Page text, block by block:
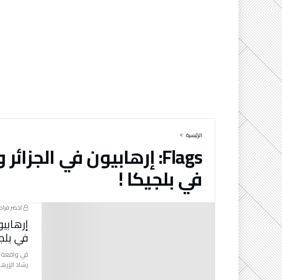
‫الرئيسية‬
Flags: إرهابيون في
في بلجيكا !
لخضر
في
في واقعة
رشاد